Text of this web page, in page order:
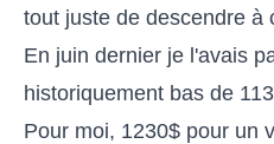
tout juste de descendre à
En juin dernier je l'avais
historiquement bas de
Pour moi, 1230$ pour un